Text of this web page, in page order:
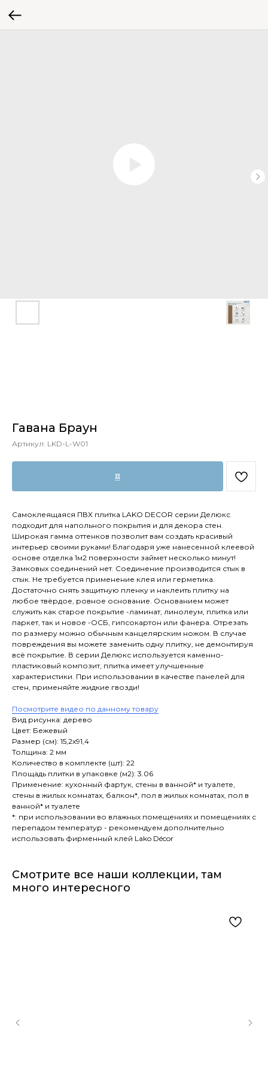
Гавана Браун
Артикул: LKD-L-W01
¤
Самоклеящаяся ПВХ плитка LAKO DECOR серии Делюкс
подходит для напольного покрытия и для декора стен.
Широкая гамма оттенков позволит вам создать красивый
интерьер своими руками! Благодаря уже нанесенной клеевой
основе отделка 1м2 поверхности займет несколько минут!
Замковых соединений нет. Соединение производится стык в
стык. Не требуется применение клея или герметика.
Достаточно снять защитную пленку и наклеить плитку на
любое твёрдое, ровное основание. Основанием может
служить как старое покрытие -ламинат, линолеум, плитка или
паркет, так и новое -ОСБ, гипсокартон или фанера. Отрезать
по размеру можно обычным канцелярским ножом. В случае
повреждения вы можете заменить одну плитку, не демонтируя
всё покрытие. В серии Делюкс используется каменно-
плаcтиковый композит, плитка имеет улучшенные
характеристики. При использовании в качестве панелей для
стен, применяйте жидкие гвозди!
Посмотрите видео по данному товару
Вид рисунка: дерево
Цвет: Бежевый
Размер (см): 15,2х91,4
Толщина: 2 мм
Количество в комплекте (шт): 22
Площадь плитки в упаковке (м2): 3.06
Применение: кухонный фартук, стены в ванной* и туалете,
стены в жилых комнатах, балкон*, пол в жилых комнатах, пол в
ванной* и туалете
*: при использовании во влажных помещениях и помещениях с
перепадом температур - рекомендуем дополнительно
использовать фирменный клей Lako Décor
Смотрите все наши коллекции, там
много интересного